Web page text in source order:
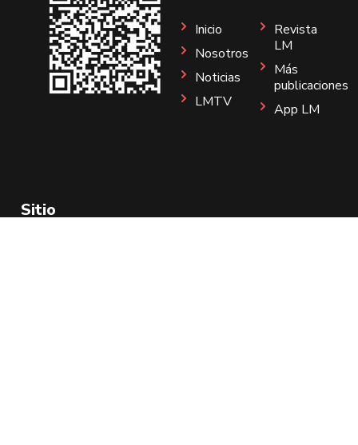
Sitio
Inicio
Nosotros
Noticias
LMTV
Revista
LM
Más
publicaciones
App LM